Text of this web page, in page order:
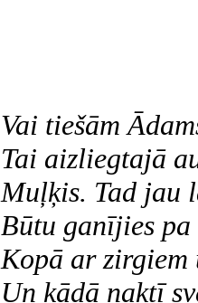
Vai tiešām
Tai aizliegtajā
Muļķis. Tad jau
Būtu ganījies
Kopā ar zirgiem
Un kādā naktī